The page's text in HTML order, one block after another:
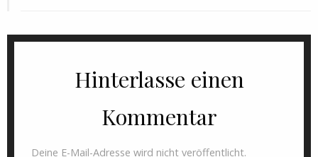
Hinterlasse einen
Kommentar
Deine E-Mail-Adresse wird nicht veröffentlicht.